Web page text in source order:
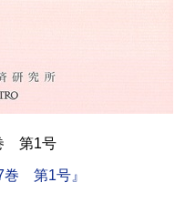
第1号
巻 第1号』